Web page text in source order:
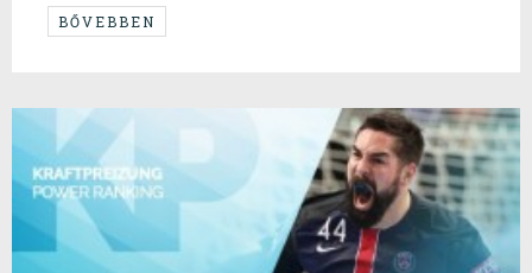
BŐVEBBEN